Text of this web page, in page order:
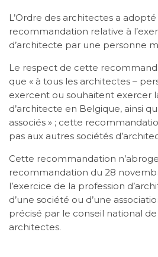
L’Ordre des architectes a
recommandation relative à
d’architecte par une personne
Le respect de cette
que « à tous les architectes –
exercent ou souhaitent exercer
d’architecte en Belgique, ainsi
associés » ; cette
pas aux autres sociétés
Cette recommandation
recommandation du 28
l’exercice de la profession
d’une société ou d’une
précisé par le conseil national de
architectes.